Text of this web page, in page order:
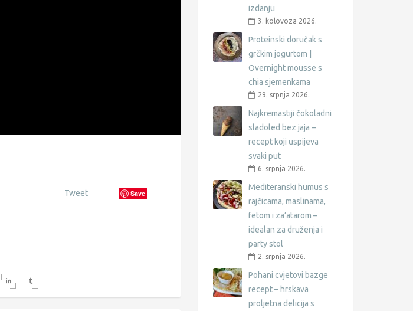
Tweet Save
izdanju
3. kolovoza 2026.
Proteinski doručak s
grčkim jogurtom |
Overnight mousse s
chia sjemenkama
29. srpnja 2026.
Najkremastiji čokoladni
sladoled bez jaja –
recept koji uspijeva
svaki put
6. srpnja 2026.
Mediteranski humus s
rajčicama, maslinama,
fetom i za’atarom –
idealan za druženja i
party stol
2. srpnja 2026.
Pohani cvjetovi bazge
recept – hrskava
proljetna delicija s